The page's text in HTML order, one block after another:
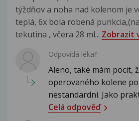
týždňov a noha nad kolenom je
teplá, 6x bola robená
tekutina , včera 28 ml... Zobrazit
Odpovídá lékař:
Aleno, také mám pocit,
operovaného kolene
nestandardní. Jako
Celá odpověď